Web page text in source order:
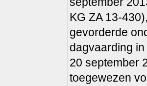
KG ZA 13-
gevorderde
dagvaarding
20 september
toegewezen